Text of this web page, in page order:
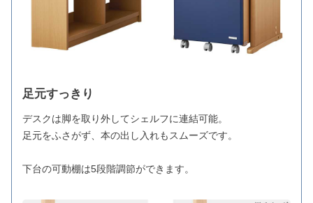
足元すっきり
デスクは脚を取り外してシェルフに連結可能。
足元をふさがず、本の出し入れもスムーズです。
下台の可動棚は5段階調節ができます。